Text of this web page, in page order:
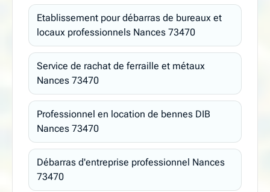
Etablissement pour débarras de bureaux et
locaux professionnels Nances 73470
Service de rachat de ferraille et métaux
Nances 73470
Professionnel en location de bennes DIB
Nances 73470
Débarras d'entreprise professionnel Nances
73470